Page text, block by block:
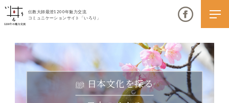
伝教大師最澄1200年魅力交流
コミュニケーションサイト「いろり」
日本文化を探る